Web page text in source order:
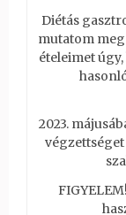
Diétás
mutatom
ételeimet
2023.